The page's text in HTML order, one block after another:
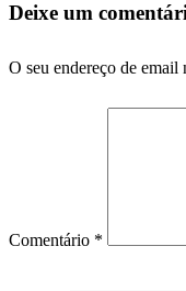
Deixe um
O seu endereço de email
Comentário *